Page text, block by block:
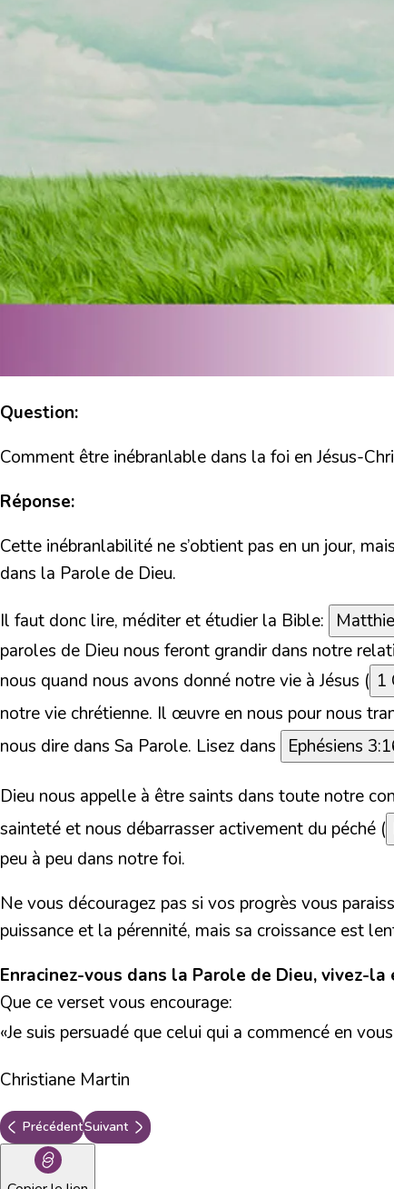
Question:
Comment être inébranlable dans la foi en Jésus-
Réponse:
Cette inébranlabilité ne s’obtient pas en un jour,
dans la Parole de Dieu.
Il faut donc lire, méditer et étudier la Bible:
paroles de Dieu nous feront grandir dans notre
nous quand nous avons donné notre vie à Jésus ( 1
notre vie chrétienne. Il œuvre en nous pour nous
nous dire dans Sa Parole. Lisez dans Ephésiens
Dieu nous appelle à être saints dans toute notre
sainteté et nous débarrasser activement du péché (
peu à peu dans notre foi.
Ne vous découragez pas si vos progrès vous
puissance et la pérennité, mais sa croissance est
Enracinez-vous dans la Parole de Dieu, vivez-
Que ce verset vous encourage:
«Je suis persuadé que celui qui a commencé en
Christiane Martin
PrécédentSuivant